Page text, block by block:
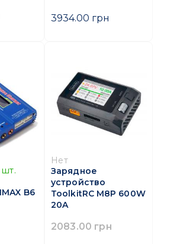
3934.00 грн
шт.
B6
Нет
Зарядное
устройство
ToolkitRC M8P 600W
20A
2083.00 грн